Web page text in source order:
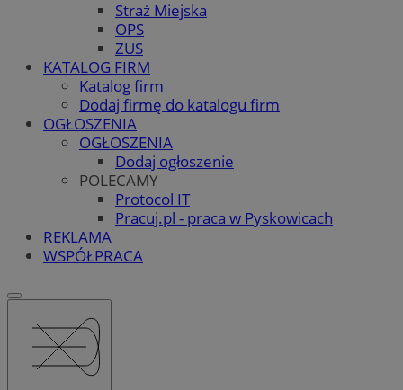
Straż Miejska
OPS
ZUS
KATALOG FIRM
Katalog firm
Dodaj firmę do katalogu firm
OGŁOSZENIA
OGŁOSZENIA
Dodaj ogłoszenie
POLECAMY
Protocol IT
Pracuj.pl - praca w Pyskowicach
REKLAMA
WSPÓŁPRACA